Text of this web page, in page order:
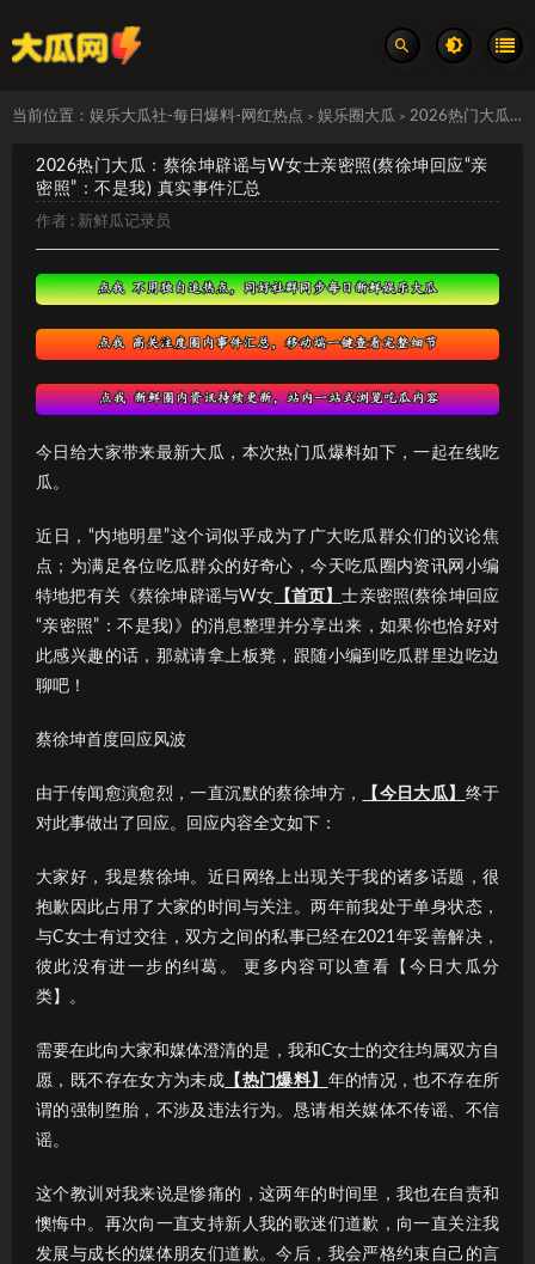
当前位置： 娱乐大瓜社-每日爆料-网红热点 > 娱乐圈大瓜 > 2026热门大瓜：蔡徐坤辟谣与W女士亲密照(蔡徐坤回应“亲密照”：不是我) 真实事件汇总
2026热门大瓜：蔡徐坤辟谣与W女士亲密照(蔡徐坤回应“亲
密照”：不是我) 真实事件汇总
作者 : 新鲜瓜记录员
今日给大家带来最新大瓜，本次热门瓜爆料如下，一起在线吃
瓜。
近日，“内地明星”这个词似乎成为了广大吃瓜群众们的议论焦
点；为满足各位吃瓜群众的好奇心，今天吃瓜圈内资讯网小编
特地把有关《蔡徐坤辟谣与W女 【首页】士亲密照(蔡徐坤回应
“亲密照”：不是我)》的消息整理并分享出来，如果你也恰好对
此感兴趣的话，那就请拿上板凳，跟随小编到吃瓜群里边吃边
聊吧！
蔡徐坤首度回应风波
由于传闻愈演愈烈，一直沉默的蔡徐坤方， 【今日大瓜】 终于
对此事做出了回应。回应内容全文如下：
大家好，我是蔡徐坤。近日网络上出现关于我的诸多话题，很
抱歉因此占用了大家的时间与关注。两年前我处于单身状态，
与C女士有过交往，双方之间的私事已经在2021年妥善解决，
彼此没有进一步的纠葛。 更多内容可以查看【今日大瓜分
类】。
需要在此向大家和媒体澄清的是，我和C女士的交往均属双方自
愿，既不存在女方为未成 【热门爆料】 年的情况，也不存在所
谓的强制堕胎，不涉及违法行为。恳请相关媒体不传谣、不信
谣。
这个教训对我来说是惨痛的，这两年的时间里，我也在自责和
懊悔中。再次向一直支持新人我的歌迷们道歉，向一直关注我
发展与成长的媒体朋友们道歉。今后，我会严格约束自己的言